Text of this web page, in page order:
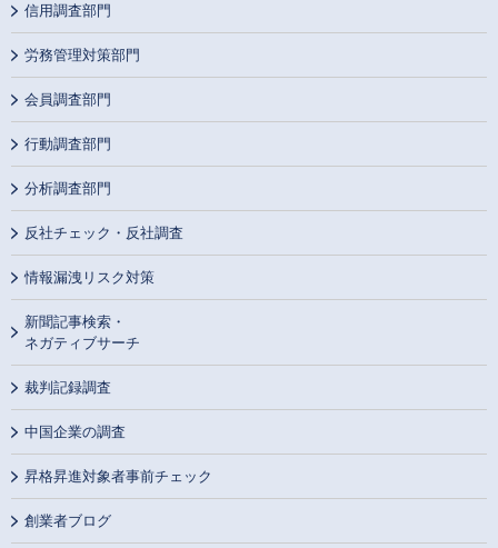
信用調査部門
労務管理対策部門
会員調査部門
行動調査部門
分析調査部門
反社チェック・反社調査
情報漏洩リスク対策
新聞記事検索・
ネガティブサーチ
裁判記録調査
中国企業の調査
昇格昇進対象者事前チェック
創業者ブログ